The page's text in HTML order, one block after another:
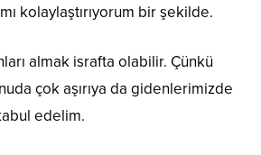
kolaylaştırıyorum bir şekilde.
almak israfta olabilir. Çünkü
çok aşırıya da gidenlerimizde
edelim.